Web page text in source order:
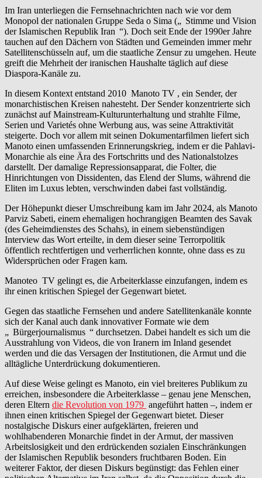
Im Iran unterliegen die Fernsehnachrichten nach wie vor dem
Monopol der nationalen Gruppe Seda o Sima („ Stimme und Vision
der Islamischen Republik Iran “). Doch seit Ende der 1990er Jahre
tauchen auf den Dächern von Städten und Gemeinden immer mehr
Satellitenschüsseln auf, um die staatliche Zensur zu umgehen. Heute
greift die Mehrheit der iranischen Haushalte täglich auf diese
Diaspora-Kanäle zu.
In diesem Kontext entstand 2010 Manoto TV , ein Sender, der
monarchistischen Kreisen nahesteht. Der Sender konzentrierte sich
zunächst auf Mainstream-Kulturunterhaltung und strahlte Filme,
Serien und Varietés ohne Werbung aus, was seine Attraktivität
steigerte. Doch vor allem mit seinen Dokumentarfilmen liefert sich
Manoto einen umfassenden Erinnerungskrieg, indem er die Pahlavi-
Monarchie als eine Ära des Fortschritts und des Nationalstolzes
darstellt. Der damalige Repressionsapparat, die Folter, die
Hinrichtungen von Dissidenten, das Elend der Slums, während die
Eliten im Luxus lebten, verschwinden dabei fast vollständig.
Der Höhepunkt dieser Umschreibung kam im Jahr 2024, als Manoto
Parviz Sabeti, einem ehemaligen hochrangigen Beamten des Savak
(des Geheimdienstes des Schahs), in einem siebenstündigen
Interview das Wort erteilte, in dem dieser seine Terrorpolitik
öffentlich rechtfertigen und verherrlichen konnte, ohne dass es zu
Widersprüchen oder Fragen kam.
Manoteo TV gelingt es, die Arbeiterklasse einzufangen, indem es
ihr einen kritischen Spiegel der Gegenwart bietet.
Gegen das staatliche Fernsehen und andere Satellitenkanäle konnte
sich der Kanal auch dank innovativer Formate wie dem
„ Bürgerjournalismus “ durchsetzen. Dabei handelt es sich um die
Ausstrahlung von Videos, die von Iranern im Inland gesendet
werden und die das Versagen der Institutionen, die Armut und die
alltägliche Unterdrückung dokumentieren.
Auf diese Weise gelingt es Manoto, ein viel breiteres Publikum zu
erreichen, insbesondere die Arbeiterklasse – genau jene Menschen,
deren Eltern die Revolution von 1979 angeführt hatten –, indem er
ihnen einen kritischen Spiegel der Gegenwart bietet. Dieser
nostalgische Diskurs einer aufgeklärten, freieren und
wohlhabenderen Monarchie findet in der Armut, der massiven
Arbeitslosigkeit und den erdrückenden sozialen Einschränkungen
der Islamischen Republik besonders fruchtbaren Boden. Ein
weiterer Faktor, der diesen Diskurs begünstigt: das Fehlen einer